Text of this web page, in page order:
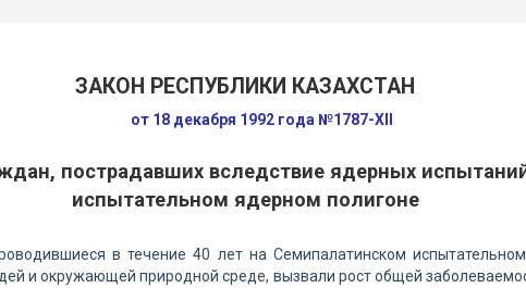
ЗАКОН РЕСПУБЛИКИ КАЗАХСТАН
от 18 декабря 1992 года №1787-XII
пострадавших вследствие ядерных
испытательном ядерном полигоне
в течение 40 лет на Семипалатинском
и окружающей природной среде, вызвали рост общей